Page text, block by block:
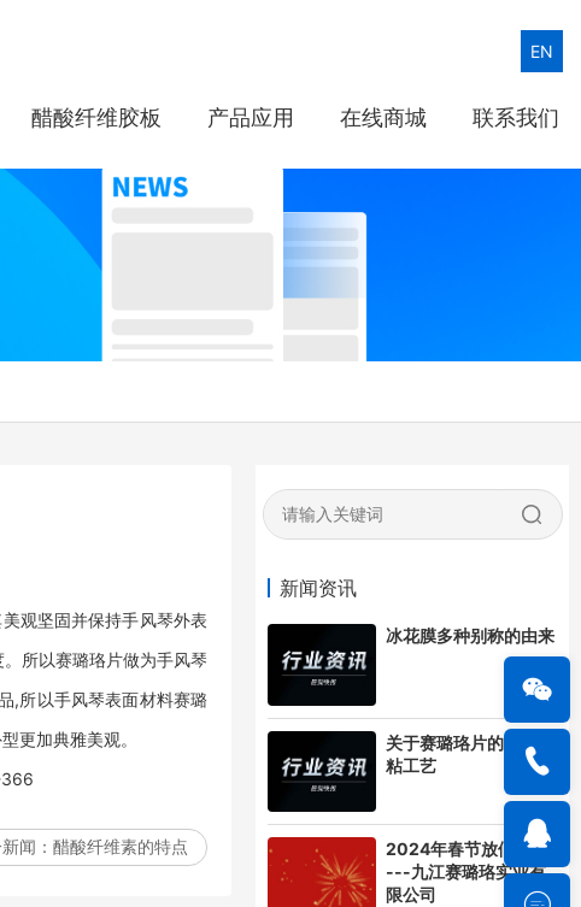
EN
醋酸纤维胶板 产品应用 在线商城 联系我们
新闻资讯
冰花膜多种别称的由来
关于赛璐珞片的浸泡包
粘工艺
2024年春节放假通知-
---九江赛璐珞实业有
限公司
观坚固并保持手风琴外表
所以赛璐珞片做为手风琴
,所以手风琴表面材料赛璐
更加典雅美观。
366
闻： 醋酸纤维素的特点